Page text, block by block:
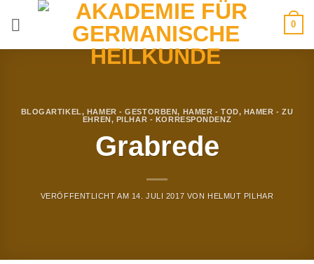
0
BLOGARTIKEL, HAMER - GESTORBEN, HAMER - TOD, HAMER - ZU
EHREN , PILHAR - KORRESPONDENZ
Grabrede
VERÖFFENTLICHT AM 14. JULI 2017 VON HELMUT PILHAR